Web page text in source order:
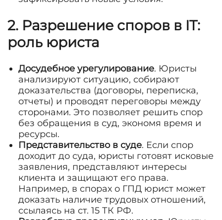
2. Разрешение споров в IT:
роль юриста
Досудебное урегулирование. Юристы
анализируют ситуацию, собирают
доказательства (договоры, переписка,
отчеты) и проводят переговоры между
сторонами. Это позволяет решить спор
без обращения в суд, экономя время и
ресурсы.
Представительство в суде. Если спор
доходит до суда, юристы готовят исковые
заявления, представляют интересы
клиента и защищают его права.
Например, в спорах о ГПД юрист может
доказать наличие трудовых отношений,
ссылаясь на ст. 15 ТК РФ.